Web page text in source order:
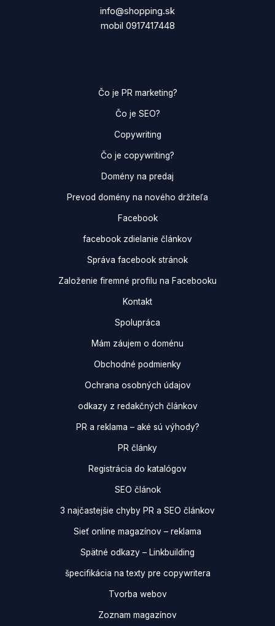
info@shopping.sk
mobil 0917417448
Čo je PR marketing?
Čo je SEO?
Copywriting
Čo je copywriting?
Domény na predaj
Prevod domény na nového držiteľa
Facebook
facebook zdielanie článkov
Správa facebook stránok
Založenie firemné profilu na Facebooku
Kontakt
Spolupráca
Mám záujem o doménu
Obchodné podmienky
Ochrana osobných údajov
odkazy z redakčných článkov
PR a reklama – aké sú výhody?
PR články
Registrácia do katalógov
SEO článok
3 najčastejšie chyby PR a SEO článkov
Sieť online magazínov – reklama
Spätné odkazy – Linkbuilding
špecifikácia na texty pre copywritera
Tvorba webov
Zoznam magazínov